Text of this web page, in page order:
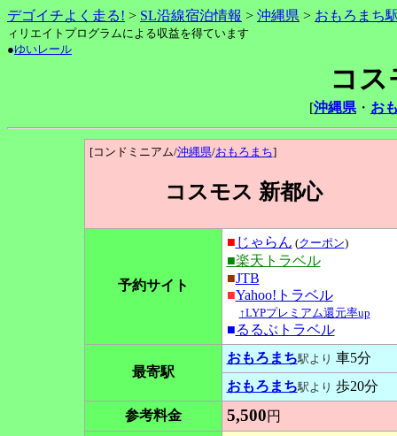
デゴイチよく走る! > SL沿線宿泊情報 > 沖縄県 > おもろまち
ィリエイトプログラムによる収益を得ています
●ゆいレール
コス
[沖縄県 ・ お
[コンドミニアム/沖縄県/おもろまち]
コスモス 新都心
予約サイト
■ じゃらん (クーポン)
■楽天トラベル
■JTB
■Yahoo!トラベル
↑LYPプレミアム還元率up
■るるぶトラベル
最寄駅
おもろまち駅より 車5分
おもろまち駅より 歩20分
参考料金
5,500円